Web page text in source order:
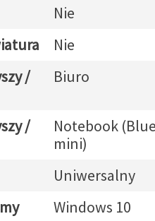
Nie
Nie
/
Biuro
/
Notebook
mini)
Uniwersalny
Windows 10